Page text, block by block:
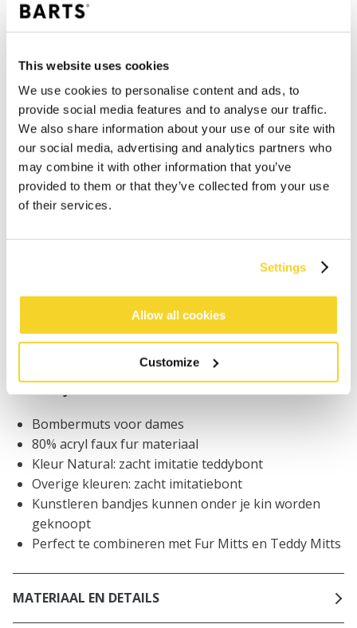
This website uses cookies
We use cookies to personalise content and ads, to
provide social media features and to analyse our traffic.
We also share information about your use of our site with
our social media, advertising and analytics partners who
may combine it with other information that you’ve
provided to them or that they’ve collected from your use
of their services.
Settings
Allow all cookies
Customize
IN WINKELWAGEN
worden geplaatst, worden dezelfde dag verzonden
NL
Bombermuts voor dames
80% acryl faux fur materiaal
Kleur Natural: zacht imitatie teddybont
Overige kleuren: zacht imitatiebont
Kunstleren bandjes kunnen onder je kin worden
geknoopt
Perfect te combineren met Fur Mitts en Teddy Mitts
MATERIAAL EN DETAILS